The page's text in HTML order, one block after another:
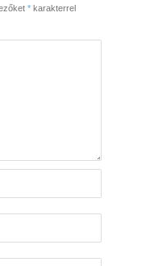
*karakterrel